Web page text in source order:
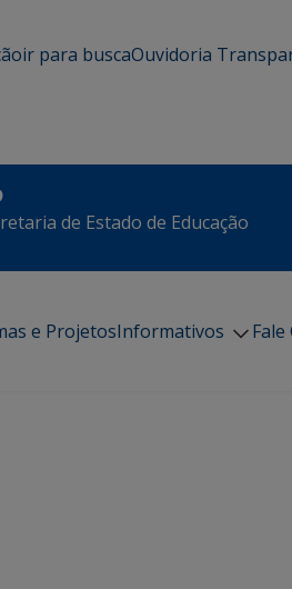
ir para buscaOuvidoria
de Estado de Educação
e ProjetosInformativos Fale